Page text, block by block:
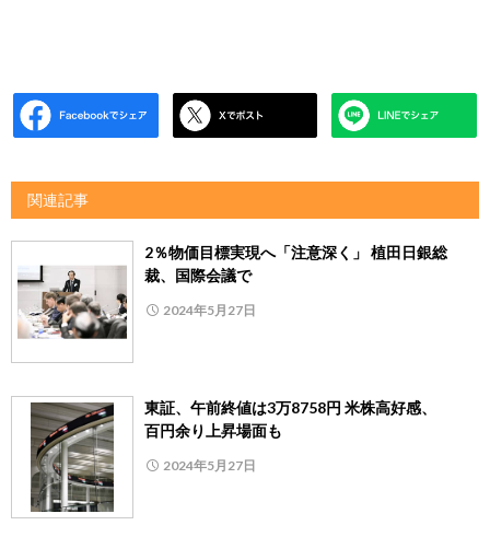
関連記事
2％物価目標実現へ「注意深く」 植田日銀総
裁、国際会議で
2024年5月27日
東証、午前終値は3万8758円 米株高好感、
百円余り上昇場面も
2024年5月27日